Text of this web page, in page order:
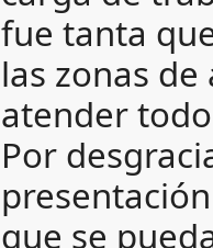
fue tanta
las zonas
atender
Por
que se